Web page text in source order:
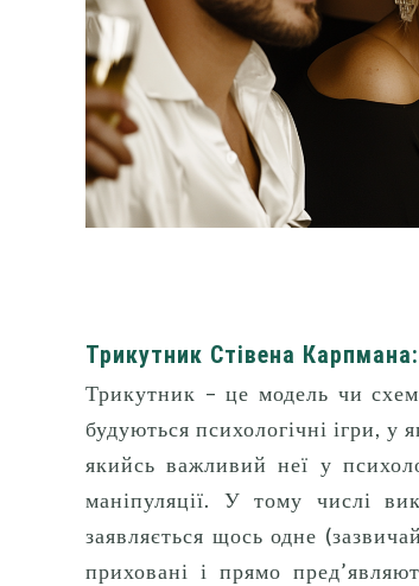
Трикутник Стівена
Трикутник – це модель чи
будуються психологічні ігри,
якийсь важливий неї у
маніпуляції.
У тому числі
заявляється щось одне
приховані і прямо